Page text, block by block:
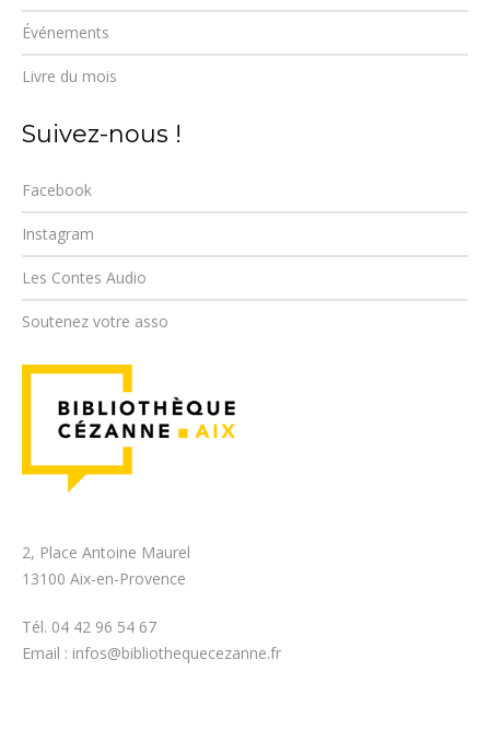
Événements
Livre du mois
Suivez-nous !
Facebook
Instagram
Les Contes Audio
Soutenez votre asso
2, Place Antoine Maurel
13100 Aix-en-Provence
Tél. 04 42 96 54 67
Email : infos@bibliothequecezanne.fr